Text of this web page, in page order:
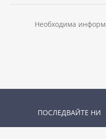
Необходима
ПОСЛЕДВАЙТЕ НИ